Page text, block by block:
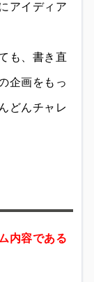
アイディア
も、書き直
企画をもっ
どんチャレ
内容である